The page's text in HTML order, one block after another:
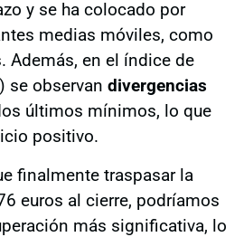
y se ha colocado por
medias móviles, como
Además, en el índice de
se observan divergencias
últimos mínimos, lo que
positivo.
finalmente traspasar la
euros al cierre, podríamos
más significativa, lo